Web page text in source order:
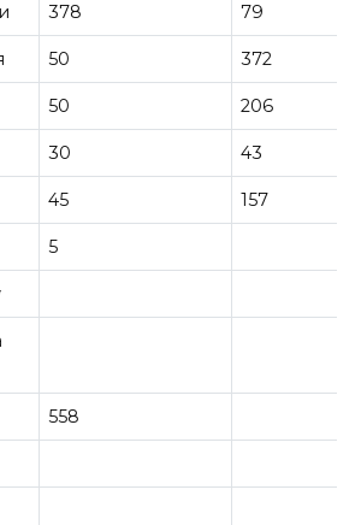
378 79
50 372
50 206
30 43
45 157
5
558